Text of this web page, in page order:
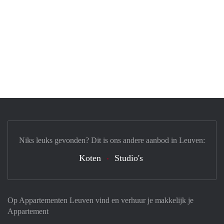
Op Appartementen Leuven vind en verhuur je makkelijk je
Appartement
Niks leuks gevonden? Dit is ons andere aanbod in Leuven:
Koten Studio's